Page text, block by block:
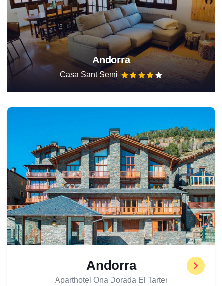
Andorra
Casa Sant Serni
Andorra
Aparthotel Ona Dorada El Tarter